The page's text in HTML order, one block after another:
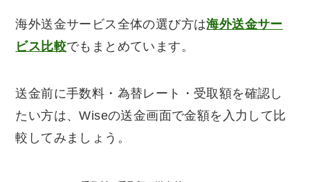
海外送金サービス全体の選び方は海外送金サー
ビス比較でもまとめています。
送金前に手数料・為替レート・受取額を確認し
たい方は、Wiseの送金画面で金額を入力して比
較してみましょう。